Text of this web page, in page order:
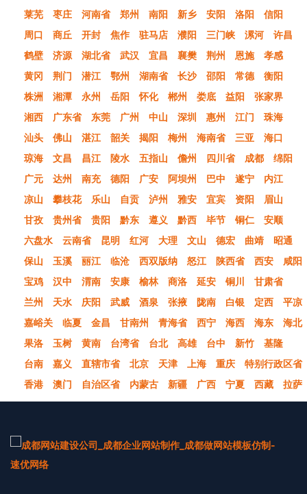
莱芜
枣庄 河南省 郑州 南阳 新乡 安阳 洛阳
信阳
周口
商丘 开封 焦作 驻马店 濮阳 三门峡 漯河
许昌
鹤壁
济源 湖北省 武汉 宜昌 襄樊 荆州 恩施
孝感
黄冈
荆门 潜江 鄂州 湖南省 长沙 邵阳 常德
衡阳
株洲
湘潭 永州 岳阳 怀化 郴州 娄底 益阳
张家界
湘西
广东省 东莞 广州 中山 深圳 惠州 江门
珠海
汕头
佛山 湛江 韶关 揭阳 梅州 海南省 三亚
海口
琼海
文昌 昌江 陵水 五指山 儋州 四川省 成都
绵阳
广元
达州 南充 德阳 广安 阿坝州 巴中 遂宁
内江
凉山
攀枝花 乐山 自贡 泸州 雅安 宜宾 资阳
眉山
甘孜
贵州省 贵阳 黔东 遵义 黔西 毕节 铜仁
安顺
六盘水
云南省 昆明 红河 大理 文山 德宏 曲靖
昭通
保山
玉溪 丽江 临沧 西双版纳 怒江 陕西省 西安
咸阳
宝鸡
汉中 渭南 安康 榆林 商洛 延安 铜川
甘肃省
兰州
天水 庆阳 武威 酒泉 张掖 陇南 白银 定西
平凉
嘉峪关
临夏 金昌 甘南州 青海省 西宁 海西 海东
海北
果洛
玉树 黄南 台湾省 台北 高雄 台中 新竹
基隆
台南
嘉义 直辖市省 北京 天津 上海 重庆
特别行政区省
香港
澳门 自治区省 内蒙古 新疆 广西 宁夏 西藏 拉萨